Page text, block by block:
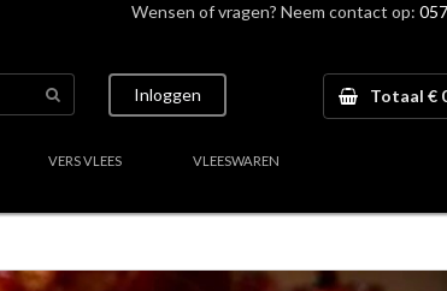
Wensen of vragen? Neem contact op:
Inloggen Totaal €
VERS VLEES VLEESWAREN